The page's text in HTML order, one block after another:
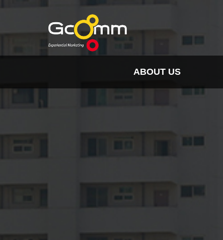
ABOUT US
ORGANIZATION